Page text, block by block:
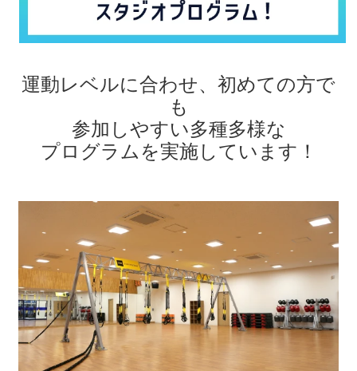
運動レベルに合わせ、初めての方で
も
参加しやすい多種多様な
プログラムを実施しています！